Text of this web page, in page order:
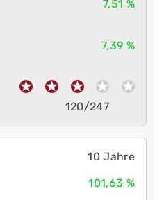
7,51 %
7,39 %
120/247
10 Jahre
101,63 %